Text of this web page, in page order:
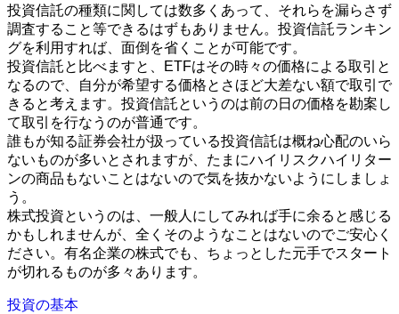
投資信託の種類に関しては数多くあって、それらを漏らさず
調査すること等できるはずもありません。投資信託ランキン
グを利用すれば、面倒を省くことが可能です。
投資信託と比べますと、ETFはその時々の価格による取引と
なるので、自分が希望する価格とさほど大差ない額で取引で
きると考えます。投資信託というのは前の日の価格を勘案し
て取引を行なうのが普通です。
誰もが知る証券会社が扱っている投資信託は概ね心配のいら
ないものが多いとされますが、たまにハイリスクハイリター
ンの商品もないことはないので気を抜かないようにしましょ
う。
株式投資というのは、一般人にしてみれば手に余ると感じる
かもしれませんが、全くそのようなことはないのでご安心く
ださい。有名企業の株式でも、ちょっとした元手でスタート
が切れるものが多々あります。
投資の基本